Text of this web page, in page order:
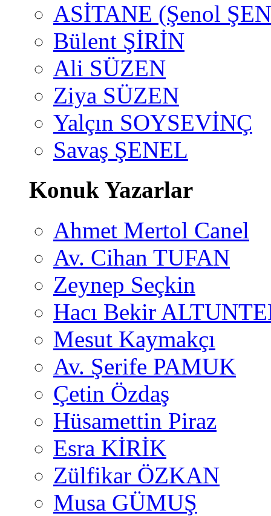
ASİTANE (Şenol
Bülent ŞİRİN
Ali SÜZEN
Ziya SÜZEN
Yalçın SOYSEVİNÇ
Savaş ŞENEL
Konuk Yazarlar
Ahmet Mertol Canel
Av. Cihan TUFAN
Zeynep Seçkin
Hacı Bekir
Mesut Kaymakçı
Av. Şerife PAMUK
Çetin Özdaş
Hüsamettin Piraz
Esra KİRİK
Zülfikar ÖZKAN
Musa GÜMUŞ